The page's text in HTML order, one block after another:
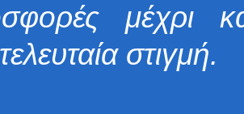
μέχρι
στιγμή.